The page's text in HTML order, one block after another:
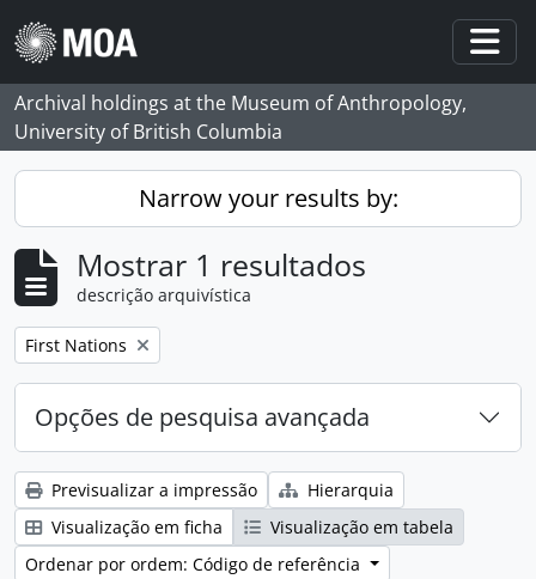
Skip to main content
Archival holdings at the Museum of Anthropology,
University of British Columbia
Narrow your results by:
Mostrar 1 resultados
descrição arquivística
Remove filter:
First Nations
Opções de pesquisa avançada
Previsualizar a impressão
Hierarquia
Visualização em ficha
Visualização em tabela
Ordenar por ordem: Código de referência